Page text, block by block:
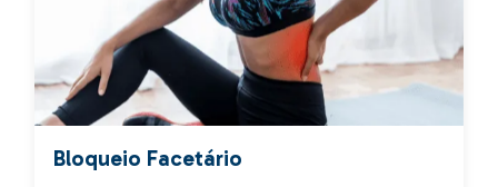
Bloqueio Facetário